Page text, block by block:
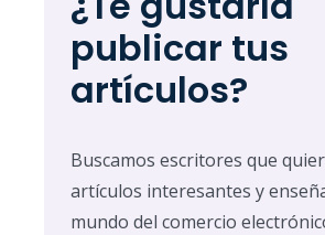
publicar tus
artículos?
Buscamos escritores que
artículos interesantes y
mundo del comercio